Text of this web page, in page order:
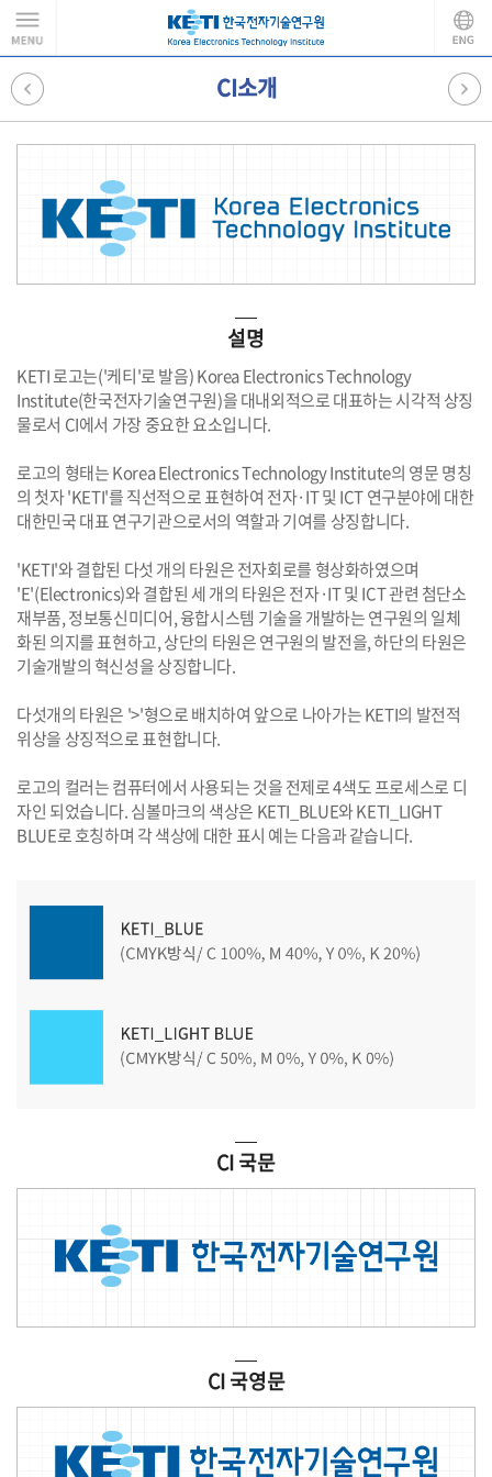
CI소개
설명
KETI 로고는('케티'로 발음) Korea Electronics Technology
Institute(한국전자기술연구원)을 대내외적으로 대표하는 시각적 상징
물로서 CI에서 가장 중요한 요소입니다.
로고의 형태는 Korea Electronics Technology Institute의 영문 명칭
의 첫자 'KETI'를 직선적으로 표현하여 전자·IT 및 ICT 연구분야에 대한
대한민국 대표 연구기관으로서의 역할과 기여를 상징합니다.
'KETI'와 결합된 다섯 개의 타원은 전자회로를 형상화하였으며
'E'(Electronics)와 결합된 세 개의 타원은 전자·IT 및 ICT 관련 첨단소
재부품, 정보통신미디어, 융합시스템 기술을 개발하는 연구원의 일체
화된 의지를 표현하고, 상단의 타원은 연구원의 발전을, 하단의 타원은
기술개발의 혁신성을 상징합니다.
다섯개의 타원은 '>'형으로 배치하여 앞으로 나아가는 KETI의 발전적
위상을 상징적으로 표현합니다.
로고의 컬러는 컴퓨터에서 사용되는 것을 전제로 4색도 프로세스로 디
자인 되었습니다. 심볼마크의 색상은 KETI_BLUE와 KETI_LIGHT
BLUE로 호칭하며 각 색상에 대한 표시 예는 다음과 같습니다.
CI 국문
CI 국영문